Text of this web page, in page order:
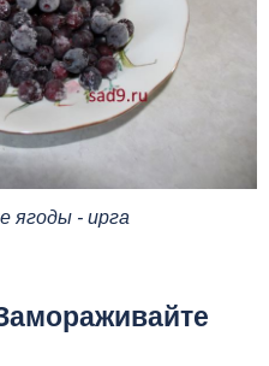
ягоды - ирга